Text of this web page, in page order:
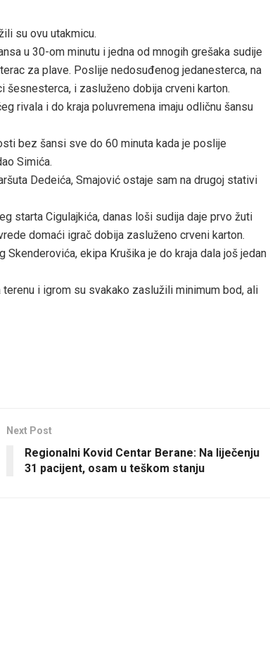
su ovu utakmicu.
u 30-om minutu i jedna od mnogih grešaka sudije
za plave. Poslije nedosuđenog jedanesterca, na
i zasluženo dobija crveni karton.
rivala i do kraja poluvremena imaju odličnu šansu
bez šansi sve do 60 minuta kada je poslije
Simića.
Dedeića, Smajović ostaje sam na drugoj stativi
starta Cigulajkića, danas loši sudija daje prvo žuti
domaći igrač dobija zasluženo crveni karton.
ekipa Krušika je do kraja dala još jedan
i igrom su svakako zaslužili minimum bod, ali
Next Post
Regionalni Kovid Centar Berane: Na liječenju
31 pacijent, osam u teškom stanju